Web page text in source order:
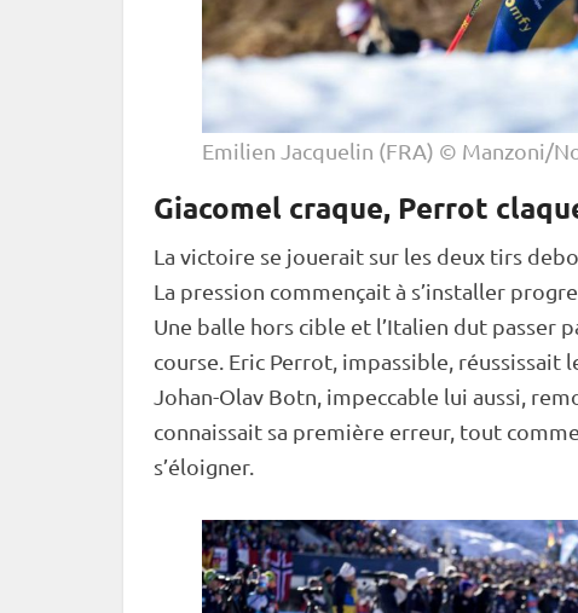
Emilien Jacquelin (FRA) © Manzoni/
Giacomel craque, Perrot
La victoire se jouerait sur les deux tirs
La pression commençait à s’installer
Une balle hors cible et l’Italien dut passer
course. Eric Perrot, impassible, réussissait
Johan-Olav Botn, impeccable lui aussi,
connaissait sa première erreur, tout
s’éloigner.